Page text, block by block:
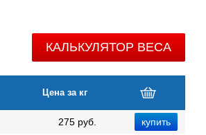
КАЛЬКУЛЯТОР ВЕСА
Цена за кг
275 руб.